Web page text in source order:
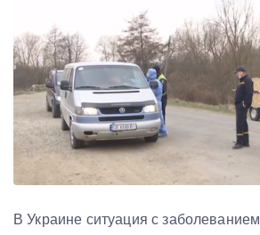
В Украине ситуация с заболеванием